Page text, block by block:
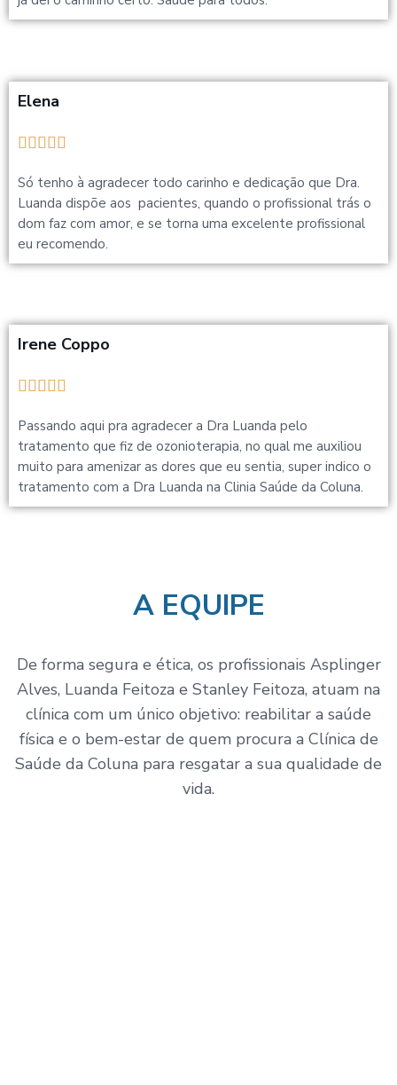
Elena
    
Só tenho à agradecer todo carinho e dedicação que Dra.
Luanda dispõe aos pacientes, quando o profissional trás o
dom faz com amor, e se torna uma excelente profissional
eu recomendo.
Irene Coppo
    
Passando aqui pra agradecer a Dra Luanda pelo
tratamento que fiz de ozonioterapia, no qual me auxiliou
muito para amenizar as dores que eu sentia, super indico o
tratamento com a Dra Luanda na Clinia Saúde da Coluna.
A EQUIPE
De forma segura e ética, os profissionais Asplinger
Alves, Luanda Feitoza e Stanley Feitoza, atuam na
clínica com um único objetivo: reabilitar a saúde
física e o bem-estar de quem procura a Clínica de
Saúde da Coluna para resgatar a sua qualidade de
vida.